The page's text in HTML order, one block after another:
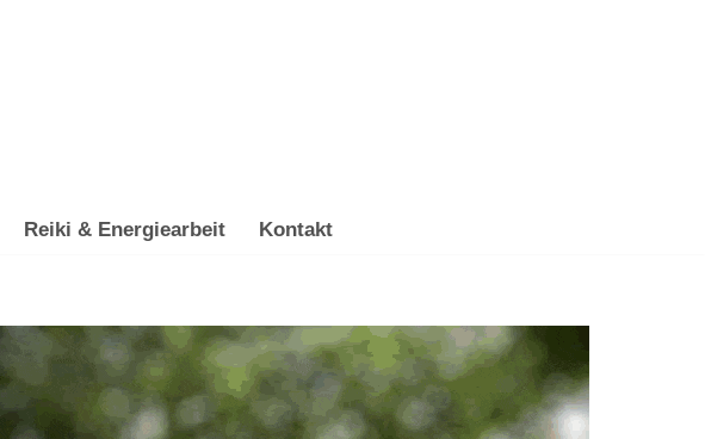
Reiki & Energiearbeit Kontakt